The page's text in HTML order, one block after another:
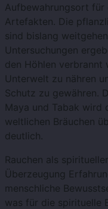
Aufbewahrungsort für
Artefakten. Die
sind bislang
Untersuchungen
den Höhlen verbrannt
Unterwelt zu nähren
Schutz zu gewähren.
Maya und Tabak wird
weltlichen Bräuchen
deutlich.
Rauchen als
Überzeugung
menschliche
was für die spirituelle